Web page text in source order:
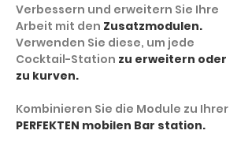
Verbessern und erweitern Sie Ihre
Arbeit mit den Zusatzmodulen.
Verwenden Sie diese, um jede
Cocktail-Station zu erweitern oder
zu kurven.
Kombinieren Sie die Module zu Ihrer
PERFEKTEN mobilen Bar station.